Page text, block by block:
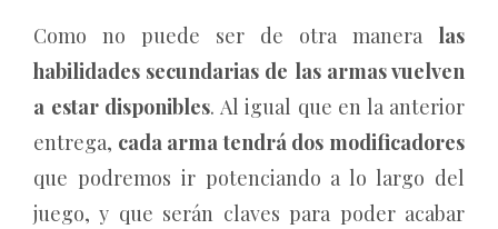
Como no puede ser de otra manera las
habilidades secundarias de las armas vuelven
a estar disponibles. Al igual que en la anterior
entrega, cada arma tendrá dos modificadores
que podremos ir potenciando a lo largo del
juego, y que serán claves para poder acabar